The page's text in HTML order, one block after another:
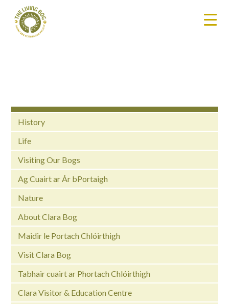
History
Life
Visiting Our Bogs
Ag Cuairt ar Ár bPortaigh
Nature
About Clara Bog
Maidir le Portach Chlóirthigh
Visit Clara Bog
Tabhair cuairt ar Phortach Chlóirthigh
Clara Visitor & Education Centre